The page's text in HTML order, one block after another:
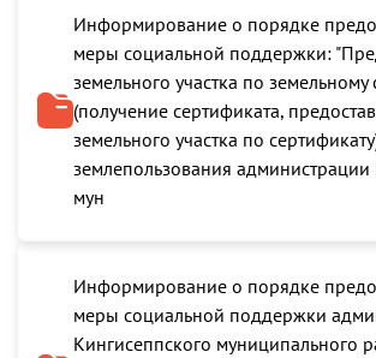
Информирование о порядке
меры социальной поддержки:
земельного участка по земельному
(получение сертификата,
земельного участка по
землепользования
мун
Информирование о порядке
меры социальной поддержки
Кингисеппского муниципального